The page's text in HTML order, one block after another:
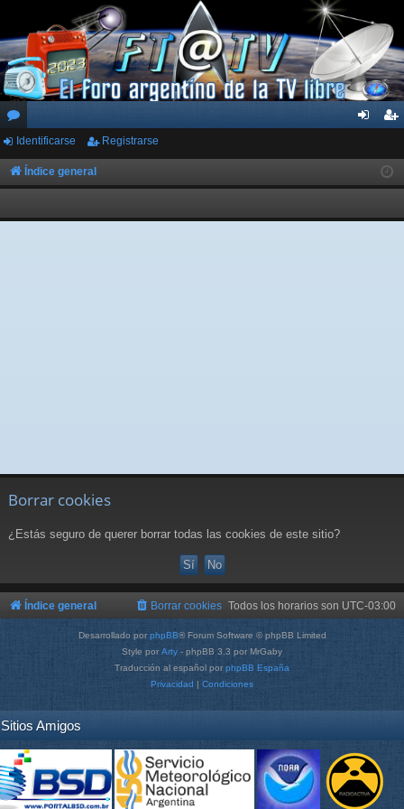
or
os
ar
ist
rs
Identificarse Registrarse
Índice general
Borrar cookies
¿Estás seguro de querer borrar todas las cookies de este sitio?
Índice general Todos los horarios son UTC-03:00
Borrar cookies
Desarrollado porphpBB® Forum Software © phpBB Limited
Style por Arty - phpBB 3.3 por MrGaby
Traducción al español por phpBB España
Privacidad | Condiciones
Sitios Amigos